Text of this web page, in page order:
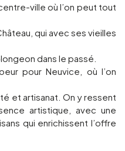
ville où l’on peut tout
qui avec ses vieilles
dans le passé.
pour Neuvice, où l’on
et artisanat. On y ressent
artistique, avec une
qui enrichissent l’offre